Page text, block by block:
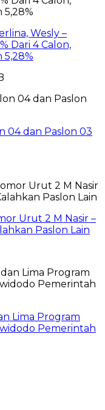
Wesly –
Dari 4 Calon,
5,28%
04 dan Paslon 03
Urut 2 M Nasir –
Paslon Lain
Lima Program
Pemerintah